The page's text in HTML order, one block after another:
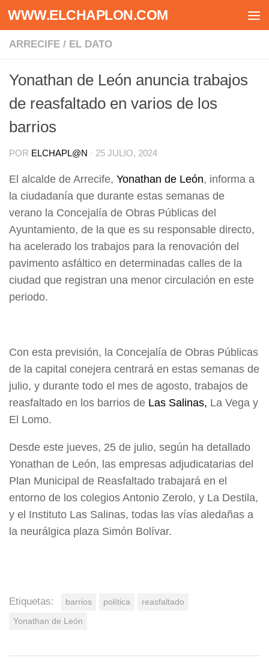
Saltar al contenido
WWW.ELCHAPLON.COM
ARRECIFE / EL DATO
Yonathan de León anuncia trabajos
de reasfaltado en varios de los
barrios
POR ELCHAPL@N · 25 JULIO, 2024
El alcalde de Arrecife, Yonathan de León, informa a
la ciudadanía que durante estas semanas de
verano la Concejalía de Obras Públicas del
Ayuntamiento, de la que es su responsable directo,
ha acelerado los trabajos para la renovación del
pavimento asfáltico en determinadas calles de la
ciudad que registran una menor circulación en este
periodo.
Con esta previsión, la Concejalía de Obras Públicas
de la capital conejera centrará en estas semanas de
julio, y durante todo el mes de agosto, trabajos de
reasfaltado en los barrios de Las Salinas, La Vega y
El Lomo.
Desde este jueves, 25 de julio, según ha detallado
Yonathan de León, las empresas adjudicatarias del
Plan Municipal de Reasfaltado trabajará en el
entorno de los colegios Antonio Zerolo, y La Destila,
y el Instituto Las Salinas, todas las vías aledañas a
la neurálgica plaza Simón Bolívar.
Etiquetas: barrios política
reasfaltado
Yonathan de León